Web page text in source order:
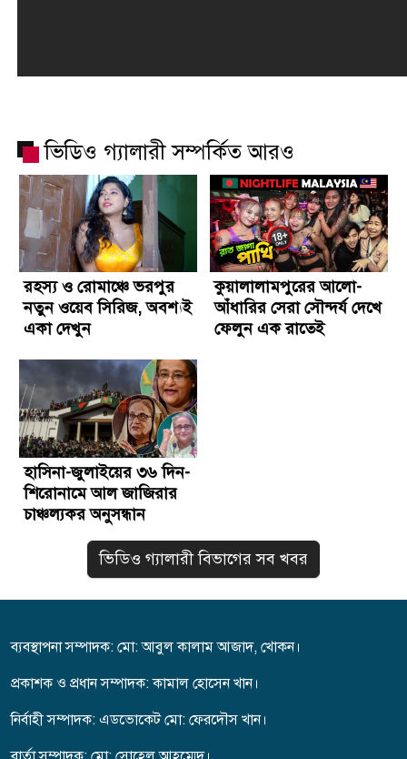
ভিডিও গ্যালারী সম্পর্কিত আরও
রহস্য ও রোমাঞ্চে ভরপুর
নতুন ওয়েব সিরিজ, অবশ্যই
একা দেখুন
কুয়ালালামপুরের আলো-
আঁধারির সেরা সৌন্দর্য দেখে
ফেলুন এক রাতেই
হাসিনা-জুলাইয়ের ৩৬ দিন-
শিরোনামে আল জাজিরার
চাঞ্চল্যকর অনুসন্ধান
ভিডিও গ্যালারী বিভাগের সব খবর
ব্যবস্থাপনা সম্পাদক: মো: আবুল কালাম আজাদ, খোকন।
প্রকাশক ও প্রধান সম্পাদক: কামাল হোসেন খান।
নির্বাহী সম্পাদক: এডভোকেট মো: ফেরদৌস খান।